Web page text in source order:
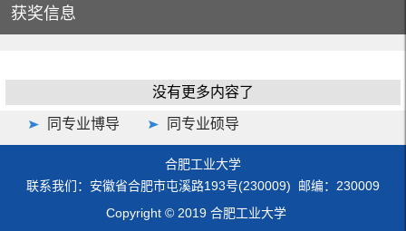
获奖信息
没有更多内容了
同专业博导 同专业硕导
合肥工业大学
联系我们：安徽省合肥市屯溪路193号(230009) 邮编：230009
Copyright © 2019 合肥工业大学